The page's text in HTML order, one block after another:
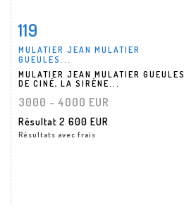
Fiche détaillée
119
MULATIER JEAN MULATIER
GUEULES...
MULATIER JEAN MULATIER GUEULES
DE CINÉ, LA SIRÈNE...
3000 - 4000 EUR
Résultat 2 600 EUR
Résultats avec frais